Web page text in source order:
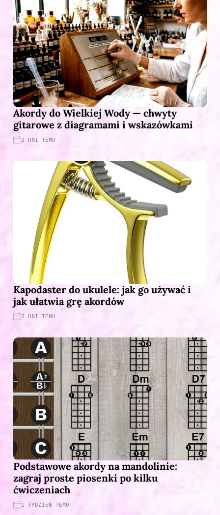
Akordy do Wielkiej Wody — chwyty
gitarowe z diagramami i wskazówkami
2 DNI TEMU
Kapodaster do ukulele: jak go używać i
jak ułatwia grę akordów
2 DNI TEMU
Podstawowe akordy na mandolinie:
zagraj proste piosenki po kilku
ćwiczeniach
1 TYDZIEŃ TEMU